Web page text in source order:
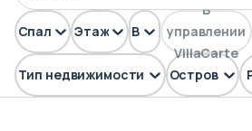
Тип недвижимости Остров
Спален Этажей Вид
В
управлении
VillaCarte